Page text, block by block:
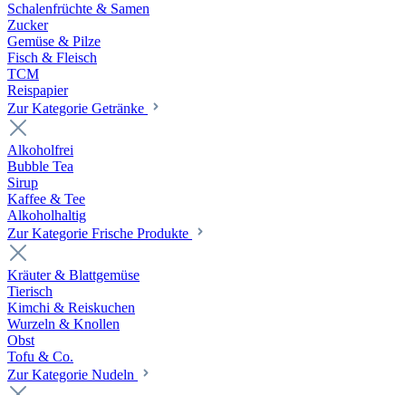
Schalenfrüchte & Samen
Zucker
Gemüse & Pilze
Fisch & Fleisch
TCM
Reispapier
Zur Kategorie Getränke
Alkoholfrei
Bubble Tea
Sirup
Kaffee & Tee
Alkoholhaltig
Zur Kategorie Frische Produkte
Kräuter & Blattgemüse
Tierisch
Kimchi & Reiskuchen
Wurzeln & Knollen
Obst
Tofu & Co.
Zur Kategorie Nudeln